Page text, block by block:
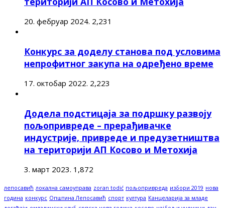
20. фебруар 2024. 2,231
Конкурс за доделу станова под условима
непрофитног закупа на одређено време
17. октобар 2022. 2,223
Додела подстицаја за подршку развоју
пољопривреде – прерађивачке
индустрије, привреде и предузетништва
на територији АП Косово и Метохија
3. март 2023. 1,872
лепосавић локална самоуправа zoran todić пољопривреда избори 2019 нова
година конкурс Општина Лепосавић спорт култура Канцеларија за младе